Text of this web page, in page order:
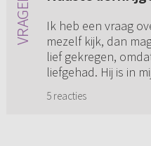
Ik heb een vraag
mezelf kijk, dan
lief gekregen,
liefgehad. Hij is in
5 reacties